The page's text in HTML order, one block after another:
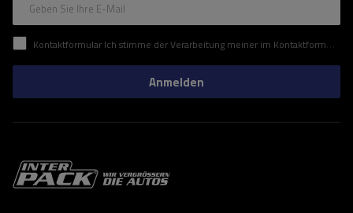
Geben Sie Ihre E-Mail
Kontaktformular Ich stimme der Verarbeitung meiner im Kontaktformular enthaltenen personenbezogenen Daten gemäß der Verordnung (EU) des Europäischen Parlaments und des Rates zu.
Anmelden